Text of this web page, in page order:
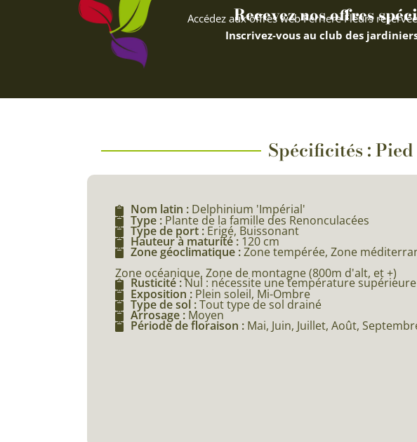
Recevez nos offres
Accédez aux offres web Ferriere Fleurs
Inscrivez-vous au club des
Spécificités :
Nom latin : Delphinium 'Impérial'
Type : Plante de la famille des Renonculacées
Type de port : Erigé, Buissonant
Hauteur à maturité : 120 cm
Zone géoclimatique :Zone tempérée, Zone
Zone océanique, Zone de montagne (800m d'alt, et +)
Rusticité :Nul : nécessite une température supérieure
Exposition : Plein soleil, Mi-Ombre
Type de sol :Tout type de sol drainé
Arrosage : Moyen
Période de floraison : Mai, Juin, Juillet, Août,